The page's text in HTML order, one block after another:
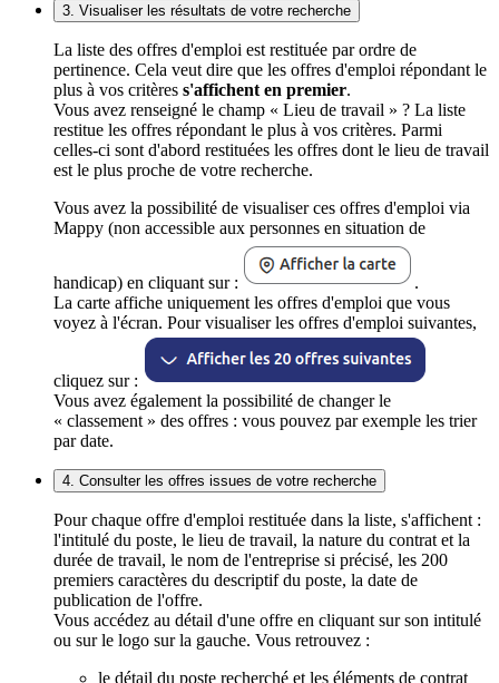
3. Visualiser les résultats de votre recherche
La liste des offres d'emploi est restituée par ordre de
pertinence. Cela veut dire que les offres d'emploi répondant le
plus à vos critères s'affichent en premier.
Vous avez renseigné le champ « Lieu de travail » ? La liste
restitue les offres répondant le plus à vos critères. Parmi
celles-ci sont d'abord restituées les offres dont le lieu de travail
est le plus proche de votre recherche.
Vous avez la possibilité de visualiser ces offres d'emploi via
Mappy (non accessible aux personnes en situation de
handicap) en cliquant sur :
.
La carte affiche uniquement les offres d'emploi que vous
voyez à l'écran. Pour visualiser les offres d'emploi suivantes,
cliquez sur :
Vous avez également la possibilité de changer le
« classement » des offres : vous pouvez par exemple les trier
par date.
4. Consulter les offres issues de votre recherche
Pour chaque offre d'emploi restituée dans la liste, s'affichent :
l'intitulé du poste, le lieu de travail, la nature du contrat et la
durée de travail, le nom de l'entreprise si précisé, les 200
premiers caractères du descriptif du poste, la date de
publication de l'offre.
Vous accédez au détail d'une offre en cliquant sur son intitulé
ou sur le logo sur la gauche. Vous retrouvez :
le détail du poste recherché et les éléments de contrat